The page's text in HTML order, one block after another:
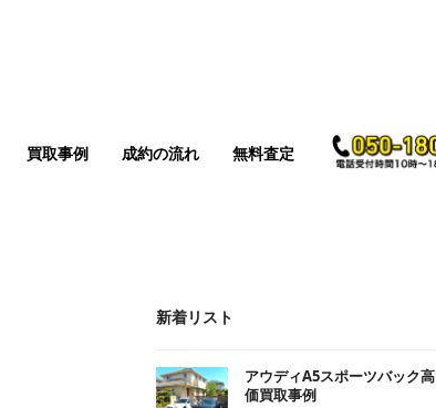
買取事例 成約の流れ 無料査定
新着リスト
アウディA5スポーツバック高
価買取事例